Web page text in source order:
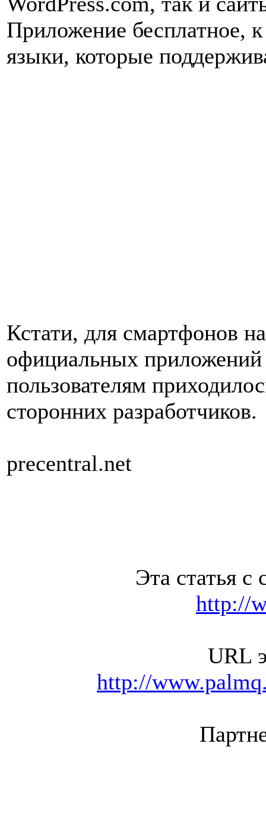
Приложение бесплатное,
языки, которые
Кстати, для смартфонов
официальных приложений
пользователям
сторонних разработчиков.
precentral.net
Эта статья с
http://
URL
http://